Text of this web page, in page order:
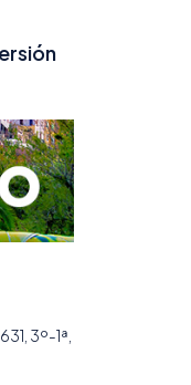
3º-1ª,